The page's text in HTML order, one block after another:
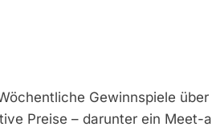
Gewinnspiele
Preise – darunter ein Meet-